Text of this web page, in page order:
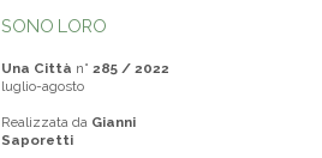
SONO LORO
Una Città n° 285 / 2022
luglio-agosto
Realizzata da Gianni
Saporetti